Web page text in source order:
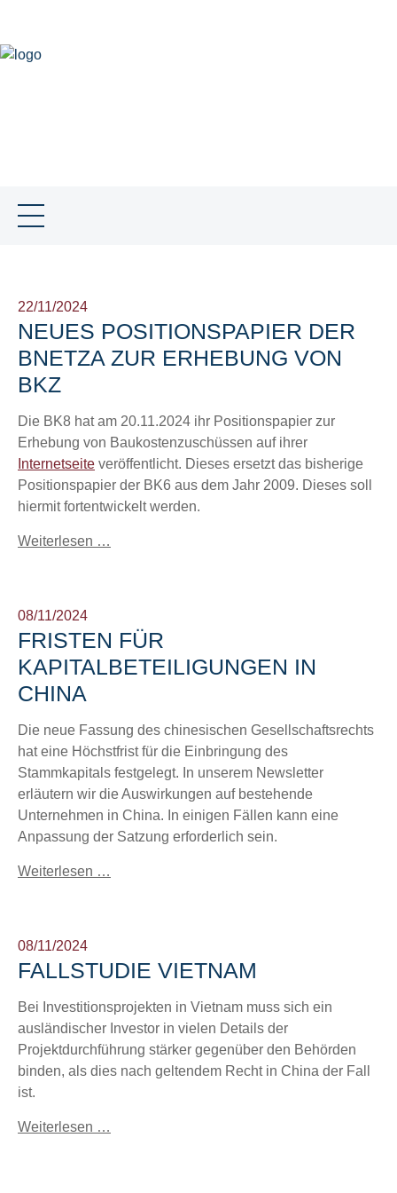
22/11/2024
NEUES POSITIONSPAPIER DER
BNETZA ZUR ERHEBUNG VON
BKZ
Die BK8 hat am 20.11.2024 ihr Positionspapier zur
Erhebung von Baukostenzuschüssen auf ihrer
Internetseite veröffentlicht. Dieses ersetzt das bisherige
Positionspapier der BK6 aus dem Jahr 2009. Dieses soll
hiermit fortentwickelt werden.
Weiterlesen …
08/11/2024
FRISTEN FÜR
KAPITALBETEILIGUNGEN IN
CHINA
Die neue Fassung des chinesischen Gesellschaftsrechts
hat eine Höchstfrist für die Einbringung des
Stammkapitals festgelegt. In unserem Newsletter
erläutern wir die Auswirkungen auf bestehende
Unternehmen in China. In einigen Fällen kann eine
Anpassung der Satzung erforderlich sein.
Weiterlesen …
08/11/2024
FALLSTUDIE VIETNAM
Bei Investitionsprojekten in Vietnam muss sich ein
ausländischer Investor in vielen Details der
Projektdurchführung stärker gegenüber den Behörden
binden, als dies nach geltendem Recht in China der Fall
ist.
Weiterlesen …